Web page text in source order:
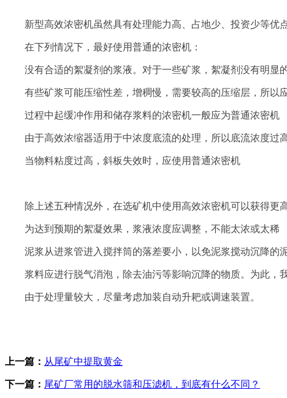
新型高效浓密机虽然具有处理能力高、占地少、投资少等优
在下列情况下，最好使用普通的浓密机：
没有合适的絮凝剂的浆液。对于一些矿浆，絮凝剂没有明显
有些矿浆可能压缩性差，增稠慢，需要较高的压缩层，所以
过程中起缓冲作用和储存浆料的浓密机一般应为普通浓密机
由于高效浓缩器适用于中浓度底流的处理，所以底流浓度过
当物料粘度过高，斜板失效时，应使用普通浓密机
除上述五种情况外，在选矿机中使用高效浓密机可以获得更
为达到预期的絮凝效果，浆液浓度应调整，不能太浓或太稀
泥浆从进浆管进入搅拌筒的落差要小，以免泥浆搅动沉降的
浆料应进行脱气消泡，除去油污等影响沉降的物质。为此，
由于处理量较大，尽量考虑加装自动升耙或调速装置。
上一篇： 从尾矿中提取黄金
下一篇： 尾矿厂常用的脱水筛和压滤机，到底有什么不同？